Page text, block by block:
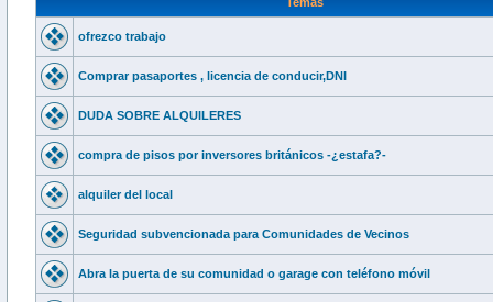
ofrezco trabajo
Comprar pasaportes , licencia de conducir,DNI
DUDA SOBRE ALQUILERES
compra de pisos por inversores británicos -¿estafa?-
alquiler del local
Seguridad subvencionada para Comunidades de Vecinos
Abra la puerta de su comunidad o garage con teléfono móvil